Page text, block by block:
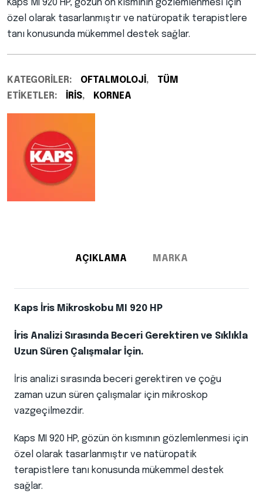
Kaps MI 920 HP, gözün ön kısmının gözlemlenmesi için
özel olarak tasarlanmıştır ve natüropatik terapistlere
tanı konusunda mükemmel destek sağlar.
KATEGORILER: OFTALMOLOJI ,
TÜM
ETIKETLER:
İRIS, KORNEA
AÇIKLAMA MARKA
Kaps İris Mikroskobu MI 920 HP
İris Analizi Sırasında Beceri Gerektiren ve Sıklıkla
Uzun Süren Çalışmalar İçin.
İris analizi sırasında beceri gerektiren ve çoğu
zaman uzun süren çalışmalar için mikroskop
vazgeçilmezdir.
Kaps MI 920 HP, gözün ön kısmının gözlemlenmesi için
özel olarak tasarlanmıştır ve natüropatik
terapistlere tanı konusunda mükemmel destek
sağlar.